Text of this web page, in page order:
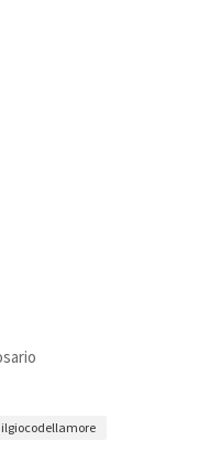
ilgiocodellamore